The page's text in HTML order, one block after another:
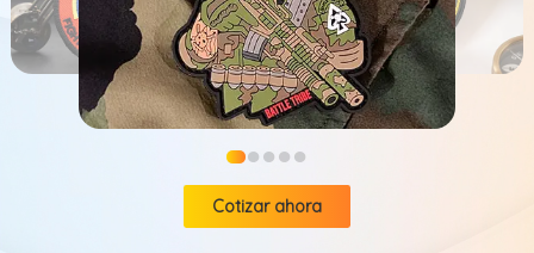
●●●●●
Cotizar ahora